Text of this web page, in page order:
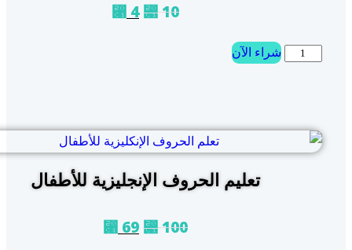
⃁4
شراء الآن
تعليم الحروف الإنجليزية للأطفال
⃁
⃁69